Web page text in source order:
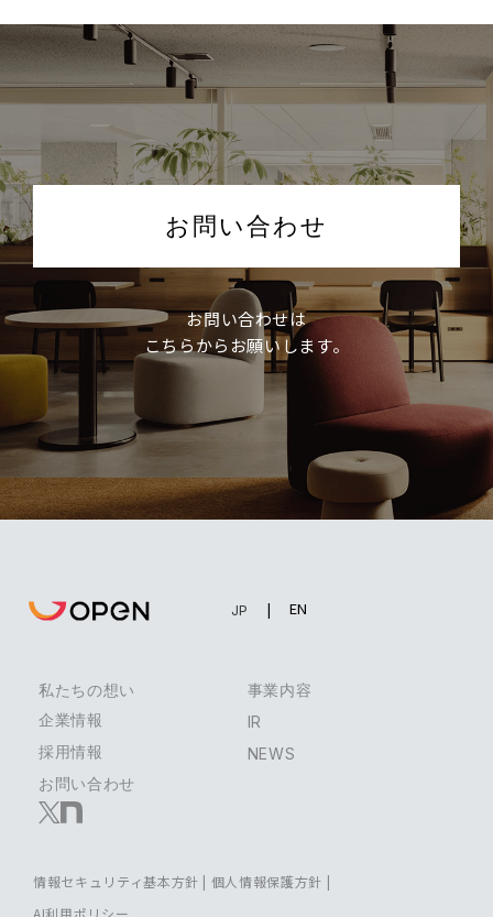
お問い合わせ
お問い合わせは
こちらからお願いします。
EN
JP
私たちの想い
事業内容
企業情報
IR
採用情報
NEWS
お問い合わせ
情報セキュリティ基本方針 | 個人情報保護方針 |
AI利用ポリシー